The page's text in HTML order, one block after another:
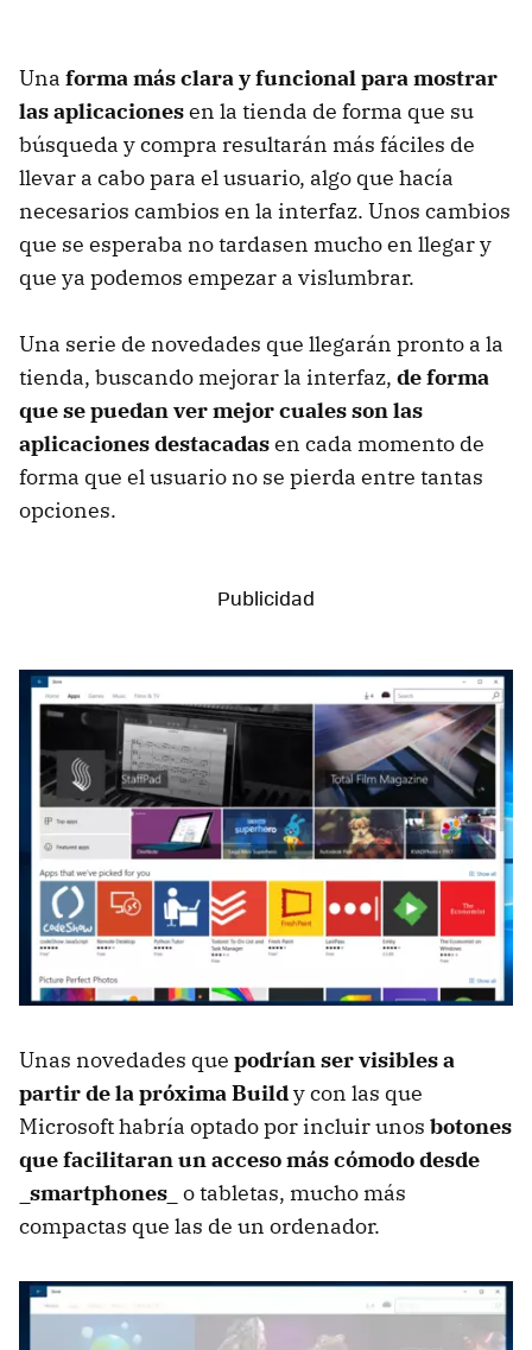
Una forma más clara y funcional para mostrar
las aplicacionesen la tienda de forma que su
búsqueda y compra resultarán más fáciles de
llevar a cabo para el usuario, algo que hacía
necesarios cambios en la interfaz. Unos cambios
que se esperaba no tardasen mucho en llegar y
que ya podemos empezar a vislumbrar.
Una serie de novedades que llegarán pronto a la
tienda, buscando mejorar la interfaz, de forma
que se puedan ver mejor cuales son las
aplicaciones destacadasen cada momento de
forma que el usuario no se pierda entre tantas
opciones.
Unas novedades que podrían ser visibles a
partir de la próxima Buildy con las que
Microsoft habría optado por incluir unos botones
que facilitaran un acceso más cómodo desde
_smartphones_ o tabletas, mucho más
compactas que las de un ordenador.